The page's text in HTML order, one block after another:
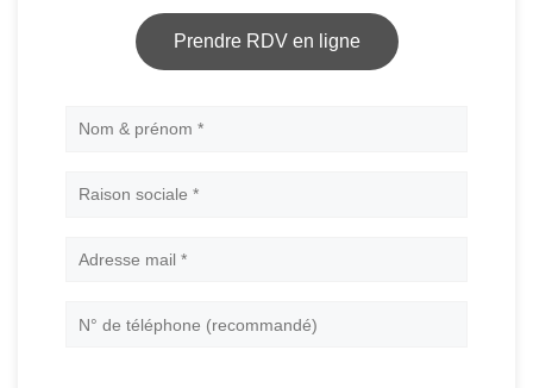
Prendre RDV en ligne
Nom